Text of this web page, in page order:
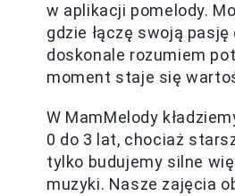
w aplikacji pomelody.
gdzie łączę swoją
doskonale rozumiem
moment staje się
W MamMelody
0 do 3 lat, chociaż
tylko budujemy silne
muzyki. Nasze zajęcia